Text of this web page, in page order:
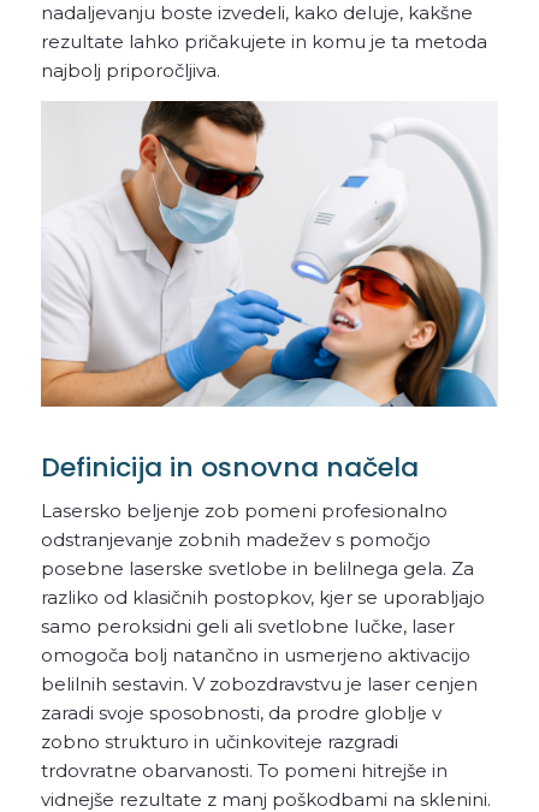
nadaljevanju boste izvedeli, kako deluje, kakšne
rezultate lahko pričakujete in komu je ta metoda
najbolj priporočljiva.
Definicija in osnovna načela
Lasersko beljenje zob pomeni profesionalno
odstranjevanje zobnih madežev s pomočjo
posebne laserske svetlobe in belilnega gela. Za
razliko od klasičnih postopkov, kjer se uporabljajo
samo peroksidni geli ali svetlobne lučke, laser
omogoča bolj natančno in usmerjeno aktivacijo
belilnih sestavin. V zobozdravstvu je laser cenjen
zaradi svoje sposobnosti, da prodre globlje v
zobno strukturo in učinkoviteje razgradi
trdovratne obarvanosti. To pomeni hitrejše in
vidnejše rezultate z manj poškodbami na sklenini.